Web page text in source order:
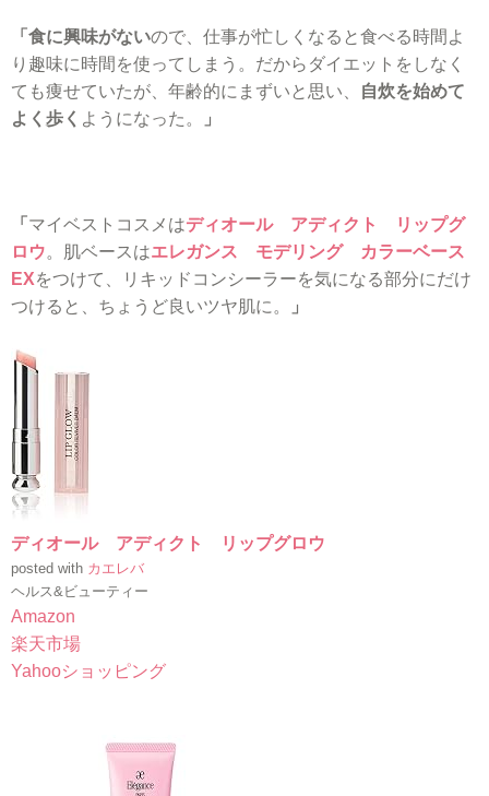
「食に興味がないので、仕事が忙しくなると食べる時間よ
り趣味に時間を使ってしまう。だからダイエットをしなく
ても痩せていたが、年齢的にまずいと思い、
自炊を始めて
よく歩く ようになった。 」
「 マイベストコスメはディオール アディクト リップグ
ロウ。肌ベースはエレガンス モデリング カラーベース
EXをつけて、リキッドコンシーラーを気になる部分にだけ
つけると、ちょうど良いツヤ肌に。
」
ディオール アディクト リップグロウ
posted with カエレバ
ヘルス&ビューティー
Amazon
楽天市場
Yahooショッピング